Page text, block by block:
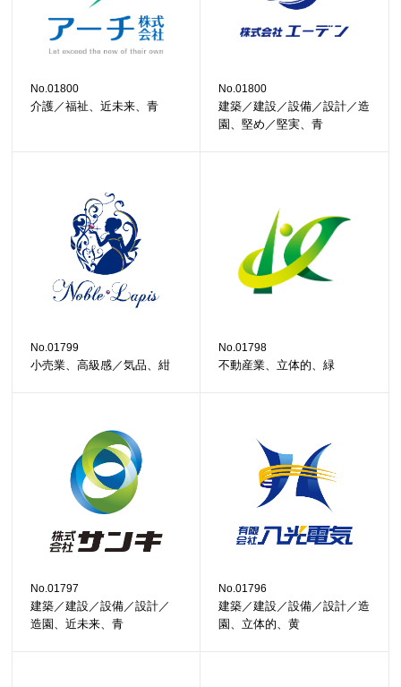
No.01800
介護／福祉、近未来、青
No.01800
建築／建設／設備／設計／造
園、堅め／堅実、青
No.01799
小売業、高級感／気品、紺
No.01798
不動産業、立体的、緑
No.01797
建築／建設／設備／設計／
造園、近未来、青
No.01796
建築／建設／設備／設計／造
園、立体的、黄